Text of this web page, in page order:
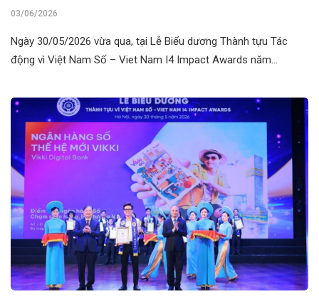
03/06/2026
Ngày 30/05/2026 vừa qua, tại Lễ Biểu dương Thành tựu Tác
động vì Việt Nam Số – Viet Nam I4 Impact Awards năm…